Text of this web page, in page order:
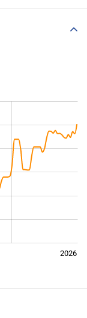
2026